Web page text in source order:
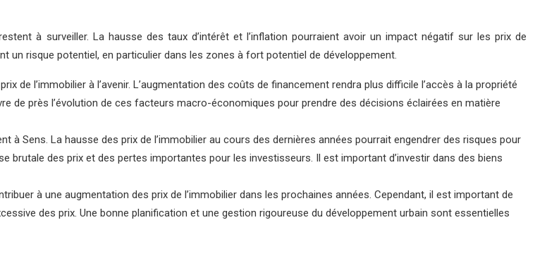
à surveiller. La hausse des taux d’intérêt et l’inflation pourraient avoir un impact négatif sur les prix de
un risque potentiel, en particulier dans les zones à fort potentiel de développement.
de l’immobilier à l’avenir. L’augmentation des coûts de financement rendra plus difficile l’accès à la propriété
de près l’évolution de ces facteurs macro-économiques pour prendre des décisions éclairées en matière
Sens. La hausse des prix de l’immobilier au cours des dernières années pourrait engendrer des risques pour
brutale des prix et des pertes importantes pour les investisseurs. Il est important d’investir dans des biens
à une augmentation des prix de l’immobilier dans les prochaines années. Cependant, il est important de
des prix. Une bonne planification et une gestion rigoureuse du développement urbain sont essentielles